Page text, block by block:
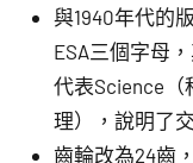
與1940年代的
ESA三個字母
代表Science（
理），說明了
齒輪改為24齒